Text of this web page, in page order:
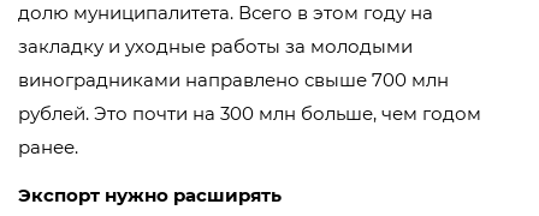
долю муниципалитета. Всего в этом году на
закладку и уходные работы за молодыми
виноградниками направлено свыше 700 млн
рублей. Это почти на 300 млн больше, чем годом
ранее.
Экспорт нужно расширять